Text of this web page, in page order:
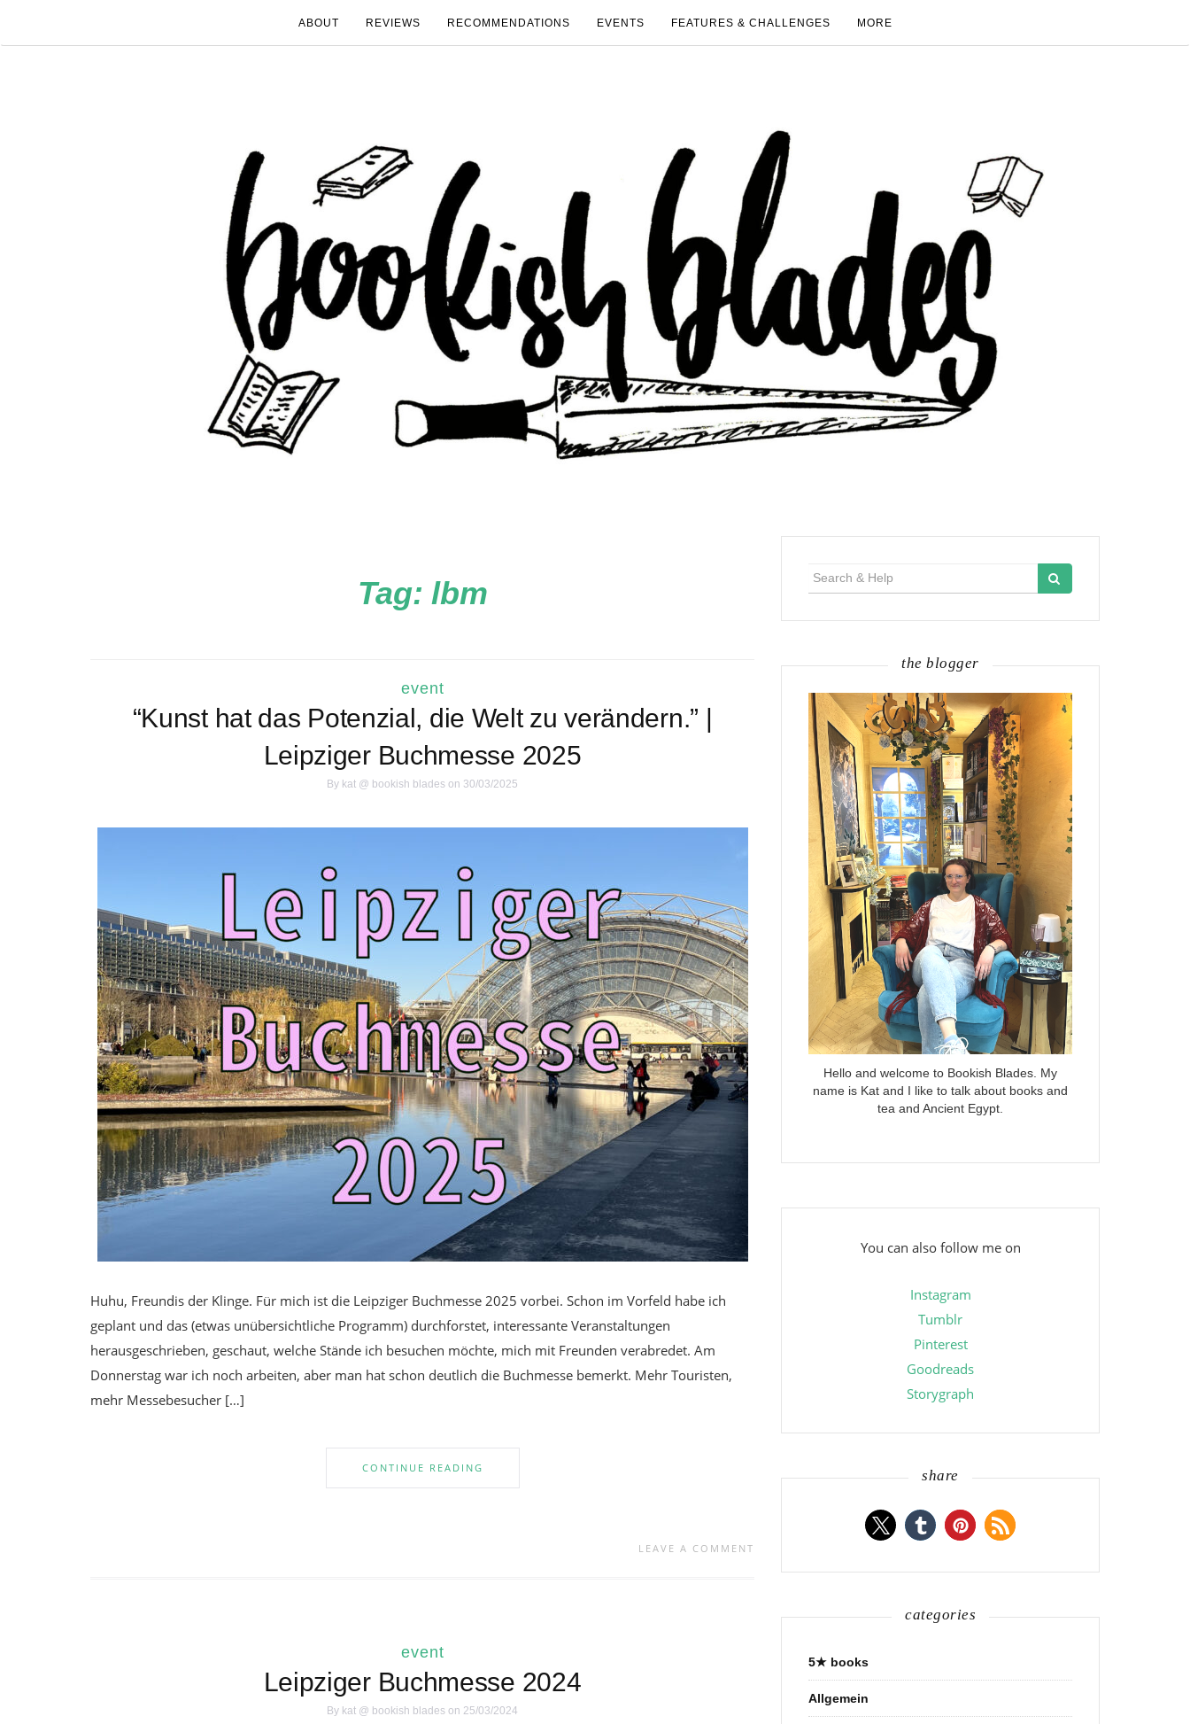
ABOUT REVIEWS RECOMMENDATIONS EVENTS FEATURES & CHALLENGES MORE
Tag: lbm
event
“Kunst hat das Potenzial, die Welt zu verändern.” |
Leipziger Buchmesse 2025
By kat @ bookish blades on 30/03/2025
Huhu, Freundis der Klinge. Für mich ist die Leipziger Buchmesse 2025 vorbei. Schon im Vorfeld habe ich
geplant und das (etwas unübersichtliche Programm) durchforstet, interessante Veranstaltungen
herausgeschrieben, geschaut, welche Stände ich besuchen möchte, mich mit Freunden verabredet. Am
Donnerstag war ich noch arbeiten, aber man hat schon deutlich die Buchmesse bemerkt. Mehr Touristen,
mehr Messebesucher […]
CONTINUE READING
LEAVE A COMMENT
event
Leipziger Buchmesse 2024
By kat @ bookish blades on 25/03/2024
the blogger
Hello and welcome to Bookish Blades. My
name is Kat and I like to talk about books and
tea and Ancient Egypt.
You can also follow me on
Instagram
Tumblr
Pinterest
Goodreads
Storygraph
share
categories
5★ books
Allgemein